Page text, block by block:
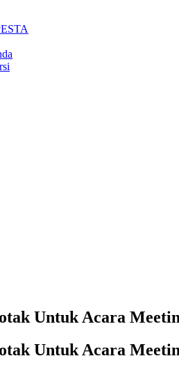
Untuk Acara
Untuk Acara